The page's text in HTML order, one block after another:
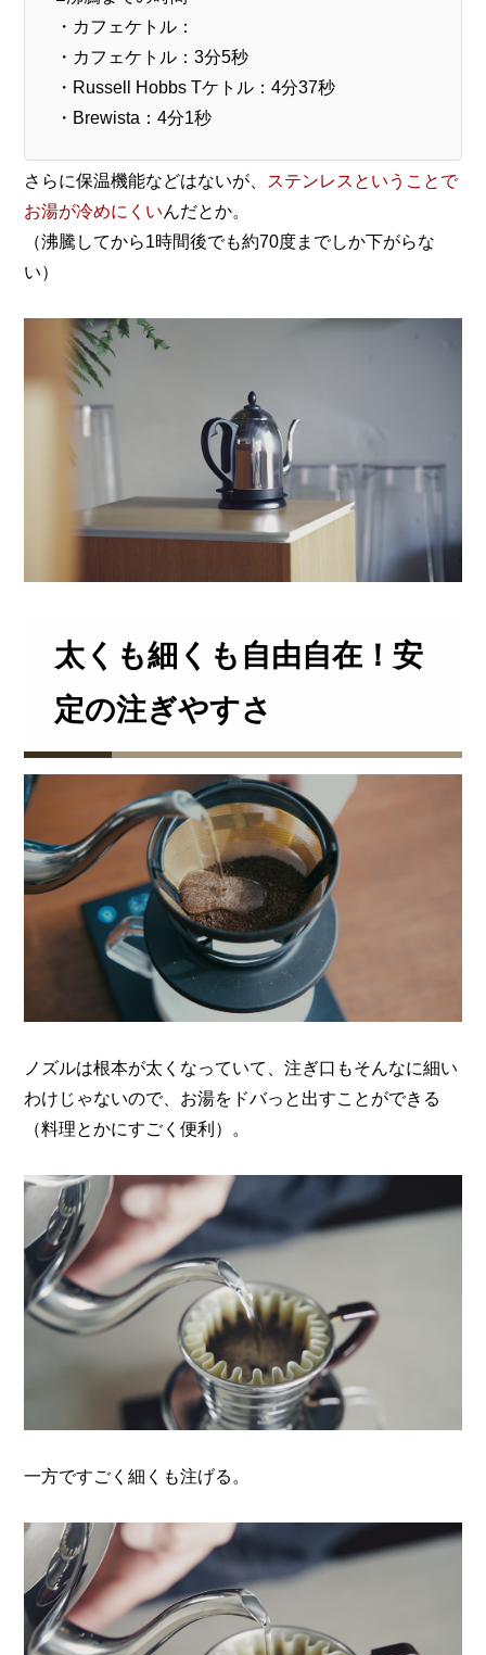
・カフェケトル：
・カフェケトル：3分5秒
・Russell Hobbs Tケトル：4分37秒
・Brewista：4分1秒
さらに保温機能などはないが、
ステンレスということで
お湯が冷めにくいんだとか。
（沸騰してから1時間後でも約70度までしか下がらな
い）
太くも細くも自由自在！安
定の注ぎやすさ
ノズルは根本が太くなっていて、注ぎ口もそんなに細い
わけじゃないので、 お湯をドバっと出すことができる
（料理とかにすごく便利）。
一方ですごく細くも注げる。